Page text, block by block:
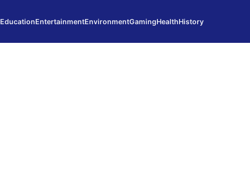
EducationEntertainmentEnvironmentGamingHealthHistory